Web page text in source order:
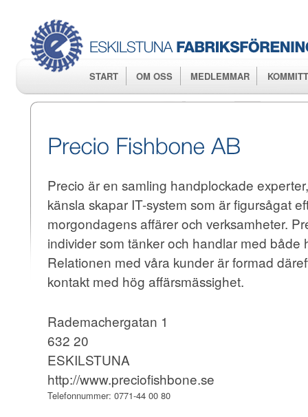
START OM OSS MEDLEMMAR
Precio är en samling handplockade
känsla skapar IT-system som är figursågat
morgondagens affärer och verksamheter.
individer som tänker och handlar med både
Relationen med våra kunder är formad
kontakt med hög affärsmässighet.
Rademachergatan 1
632 20
ESKILSTUNA
http://www.preciofishbone.se
Telefonnummer: 0771-44 00 80